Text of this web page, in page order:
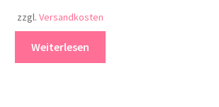
zzgl. Versandkosten
Weiterlesen